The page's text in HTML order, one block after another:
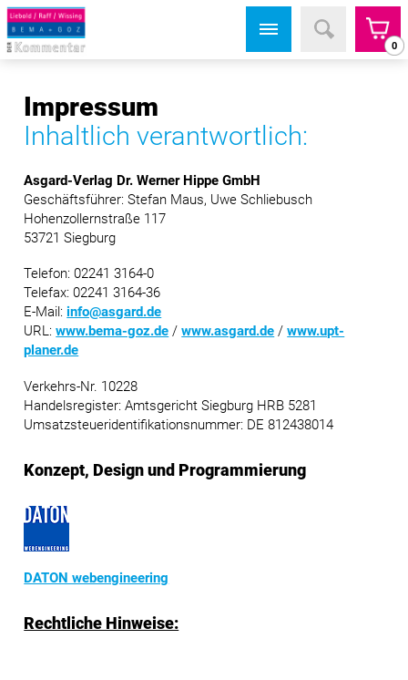
0
Impressum
Inhaltlich verantwortlich:
Asgard-Verlag Dr. Werner Hippe GmbH
Geschäftsführer: Stefan Maus, Uwe Schliebusch
Hohenzollernstraße 117
53721 Siegburg
Telefon: 02241 3164-0
Telefax: 02241 3164-36
E-Mail:info@asgard.de
URL:www.bema-goz.de /www.asgard.de /www.upt-
planer.de
Verkehrs-Nr. 10228
Handelsregister: Amtsgericht Siegburg HRB 5281
Umsatzsteueridentifikationsnummer: DE 812438014
Konzept, Design und Programmierung
DATON webengineering
Rechtliche Hinweise: